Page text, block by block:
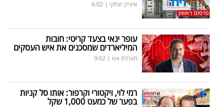
איציק יצחקי |
6:02
עופר ינאי בצעד קריטי: חובות
המיליארדים שמסכנים את איש העסקים
מערכת ice |
9:02
רמי לוי, ויקטורי וקרפור: אותו סל קניות
בפער של כמעט 1,000 שקל